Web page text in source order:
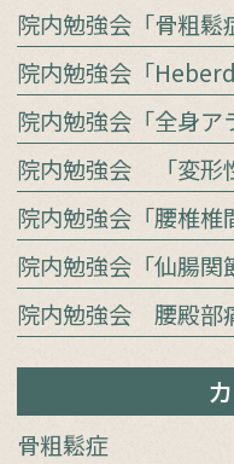
院内勉強会「
院内勉強会「全身ア
院内勉強会 「変形
院内勉強会「腰椎椎
院内勉強会「仙腸関
骨粗鬆症